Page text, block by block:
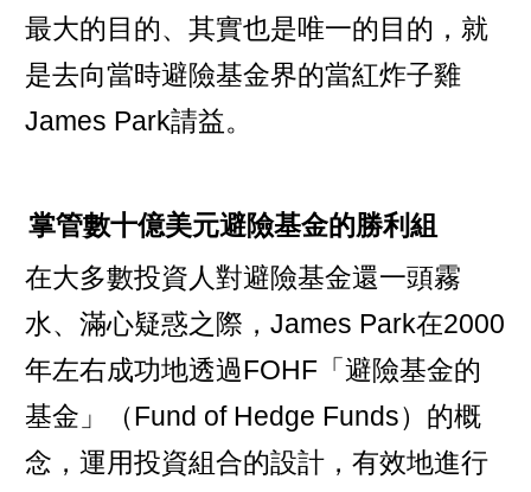
最大的目的、其實也是唯一的目的，就
是去向當時避險基金界的當紅炸子雞
James Park請益。
掌管數十億美元避險基金的勝利組
在大多數投資人對避險基金還一頭霧
水、滿心疑惑之際，James Park在2000
年左右成功地透過FOHF「避險基金的
基金」（Fund of Hedge Funds）的概
念，運用投資組合的設計，有效地進行